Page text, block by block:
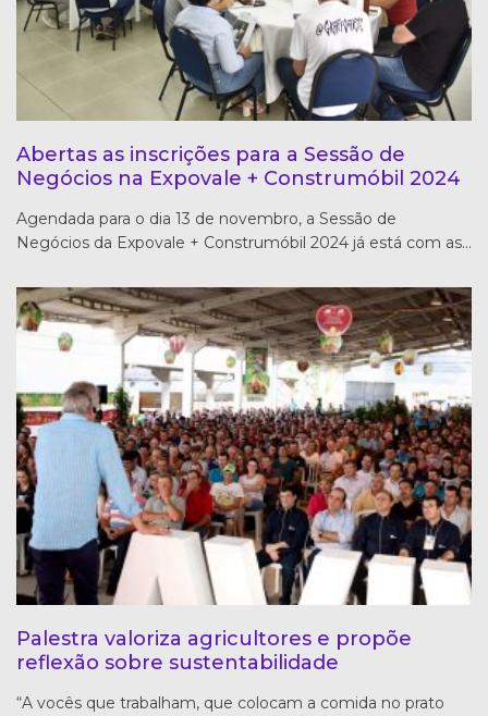
Abertas as inscrições para a Sessão de
Negócios na Expovale + Construmóbil 2024
Agendada para o dia 13 de novembro, a Sessão de
Negócios da Expovale + Construmóbil 2024 já está com as…
Palestra valoriza agricultores e propõe
reflexão sobre sustentabilidade
“A vocês que trabalham, que colocam a comida no prato